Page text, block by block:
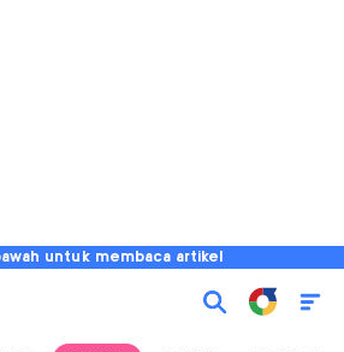
untuk membaca artikel